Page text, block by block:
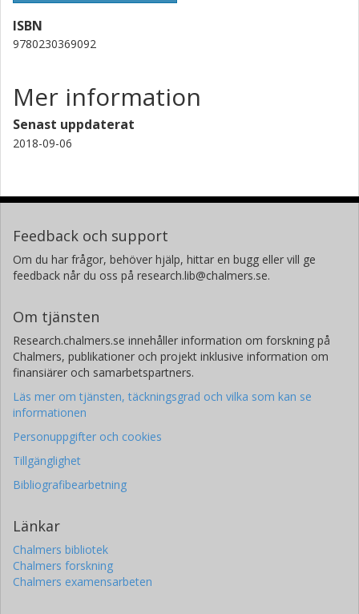
ISBN
9780230369092
Mer information
Senast uppdaterat
2018-09-06
Feedback och support
Om du har frågor, behöver hjälp, hittar en bugg eller vill ge
feedback når du oss på research.lib@chalmers.se.
Om tjänsten
Research.chalmers.se innehåller information om forskning på
Chalmers, publikationer och projekt inklusive information om
finansiärer och samarbetspartners.
Läs mer om tjänsten, täckningsgrad och vilka som kan se
informationen
Personuppgifter och cookies
Tillgänglighet
Bibliografibearbetning
Länkar
Chalmers bibliotek
Chalmers forskning
Chalmers examensarbeten